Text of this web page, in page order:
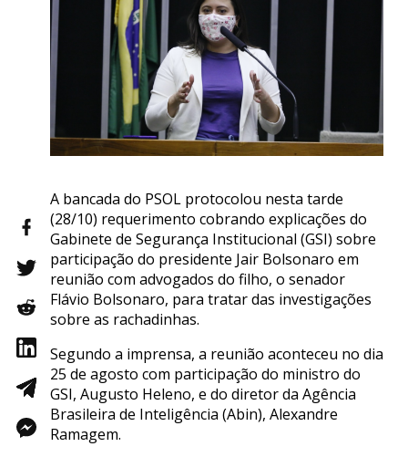
A bancada do PSOL protocolou nesta tarde
(28/10) requerimento cobrando explicações do
Gabinete de Segurança Institucional (GSI) sobre
participação do presidente Jair Bolsonaro em
reunião com advogados do filho, o senador
Flávio Bolsonaro, para tratar das investigações
sobre as rachadinhas.
Segundo a imprensa, a reunião aconteceu no dia
25 de agosto com participação do ministro do
GSI, Augusto Heleno, e do diretor da Agência
Brasileira de Inteligência (Abin), Alexandre
Ramagem.